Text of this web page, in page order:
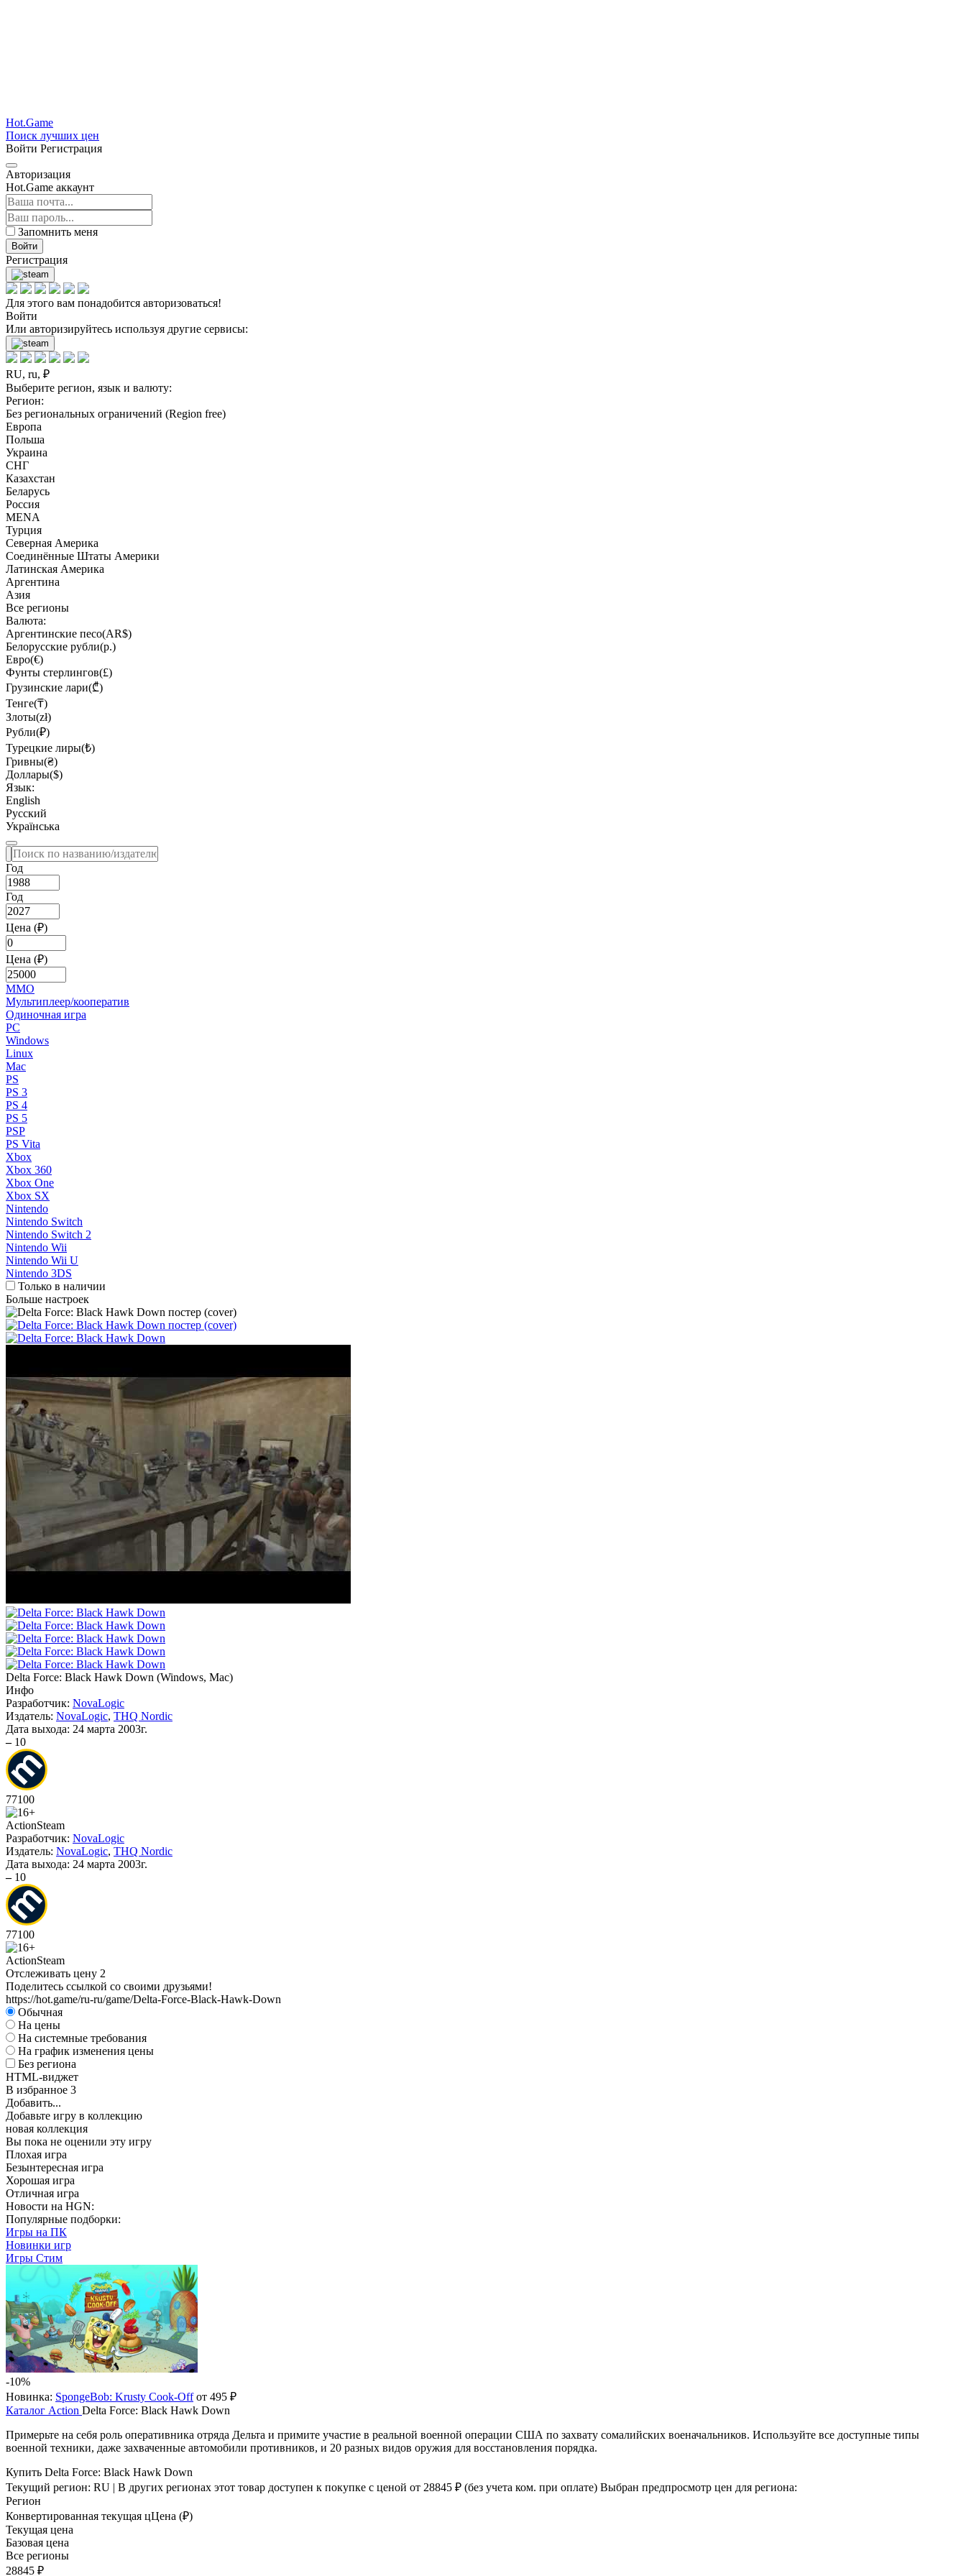
Hot.Game
Поиск лучших цен
Войти Регистрация
Авторизация
Hot.Game аккаунт
Запомнить меня
Войти
Регистрация
Для этого вам понадобится авторизоваться!
Войти
Или авторизируйтесь используя другие сервисы:
RU, ru, ₽
Выберите регион, язык и валюту:
Регион:
Без региональных ограничений (Region free)
Европа
Польша
Украина
СНГ
Казахстан
Беларусь
Россия
MENA
Турция
Северная Америка
Соединённые Штаты Америки
Латинская Америка
Аргентина
Азия
Все регионы
Валюта:
Аргентинские песо(AR$)
Белорусские рубли(р.)
Евро(€)
Фунты стерлингов(£)
Грузинские лари(₾)
Тенге(₸)
Злоты(zł)
Рубли(₽)
Турецкие лиры(₺)
Гривны(₴)
Доллары($)
Язык:
English
Русский
Українська
Год
Год
Цена (₽)
Цена (₽)
MMO
Мультиплеер/кооператив
Одиночная игра
PC
Windows
Linux
Mac
PS
PS 3
PS 4
PS 5
PSP
PS Vita
Xbox
Xbox 360
Xbox One
Xbox SX
Nintendo
Nintendo Switch
Nintendo Switch 2
Nintendo Wii
Nintendo Wii U
Nintendo 3DS
Только в наличии
Больше настроек
Delta Force: Black Hawk Down (Windows, Mac)
Инфо
Разработчик: NovaLogic
Издатель: NovaLogic, THQ Nordic
Дата выхода: 24 марта 2003г.
– 10
77100
ActionSteam
Разработчик: NovaLogic
Издатель: NovaLogic, THQ Nordic
Дата выхода: 24 марта 2003г.
– 10
77100
ActionSteam
Отслеживать цену 2
Поделитесь ссылкой со своими друзьями!
https://hot.game/ru-ru/game/Delta-Force-Black-Hawk-Down
Обычная
На цены
На системные требования
На график изменения цены
Без региона
HTML-виджет
В избранное 3
Добавить...
Добавьте игру в коллекцию
новая коллекция
Вы пока не оценили эту игру
Плохая игра
Безынтересная игра
Хорошая игра
Отличная игра
Новости на HGN:
Популярные подборки:
Игры на ПК
Новинки игр
Игры Стим
-10%
Новинка: SpongeBob: Krusty Cook-Offот 495 ₽
Каталог Action Delta Force: Black Hawk Down
Примерьте на себя роль оперативника отряда Дельта и примите участие в реальной военной операции США по захвату сомалийских военачальников. Используйте все доступные типы
военной техники, даже захваченные автомобили противников, и 20 разных видов оружия для восстановления порядка.
Купить Delta Force: Black Hawk Down
Текущий регион: RU | В других регионах этот товар доступен к покупке с ценой от 28845 ₽ (без учета ком. при оплате) Выбран предпросмотр цен для региона:
Регион
Конвертированная текущая цЦена (₽)
Текущая цена
Базовая цена
Все регионы
28845 ₽